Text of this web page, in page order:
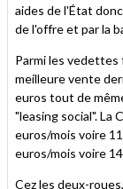
aides de l'État
de l'offre et par la
Parmi les vedettes
meilleure vente
euros tout de
"leasing social". La
euros/mois voire
euros/mois voire
Cez les deux-